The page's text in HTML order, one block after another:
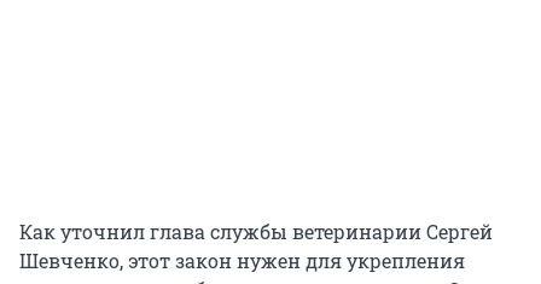
Как уточнил глава службы ветеринарии Сергей
Шевченко, этот закон нужен для укрепления